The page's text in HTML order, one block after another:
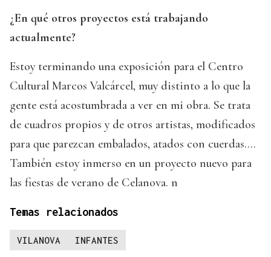
¿En qué otros proyectos está trabajando
actualmente?
Estoy terminando una exposición para el Centro
Cultural Marcos Valcárcel, muy distinto a lo que la
gente está acostumbrada a ver en mi obra. Se trata
de cuadros propios y de otros artistas, modificados
para que parezcan embalados, atados con cuerdas....
También estoy inmerso en un proyecto nuevo para
las fiestas de verano de Celanova. n
Temas relacionados
VILANOVA INFANTES